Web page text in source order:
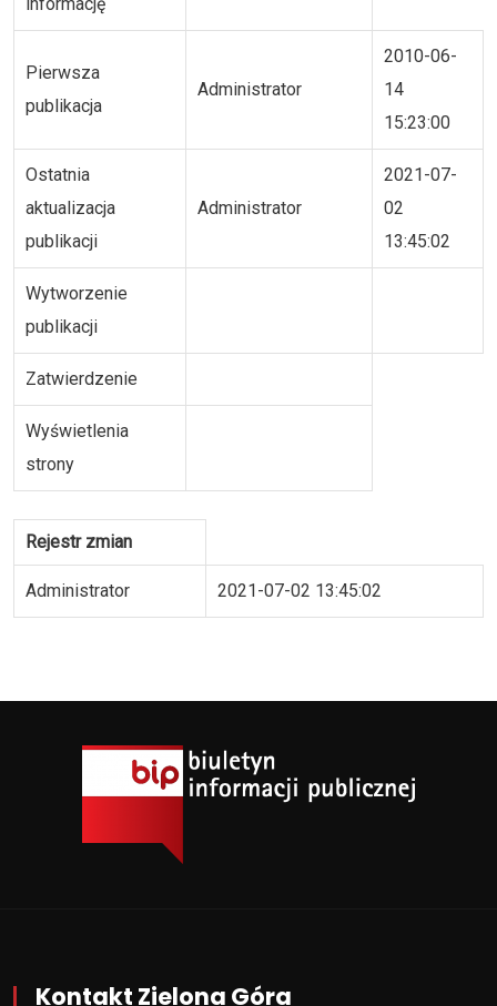
Pierwsza
publikacja
Administrator
2010-06-
14
15:23:00
Ostatnia
aktualizacja
publikacji
Administrator
2021-07-
02
13:45:02
Wytworzenie
publikacji
Zatwierdzenie
Wyświetlenia
strony
Rejestr zmian
Administrator 2021-07-02 13:45:02
Kontakt Zielona Góra